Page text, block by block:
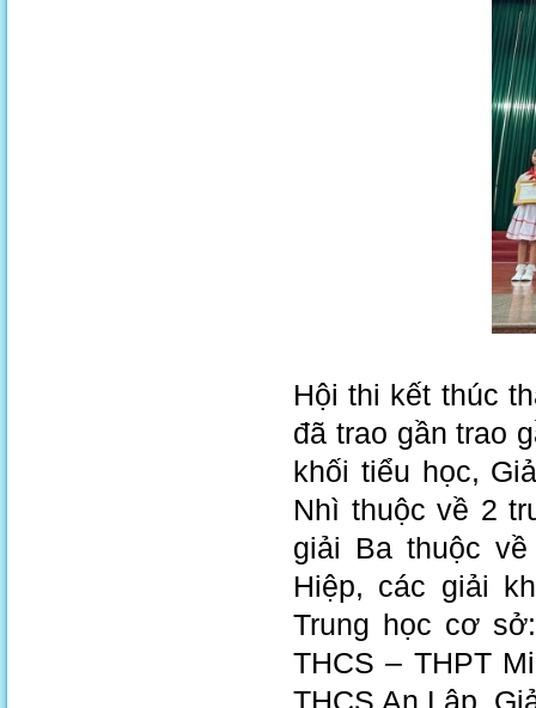
Hội thi kết thúc
đã trao gần trao
khối tiểu học,
Nhì thuộc về 2
giải Ba thuộc
Hiệp, các giải
Trung học cơ
THCS – THPT
THCS An Lập.